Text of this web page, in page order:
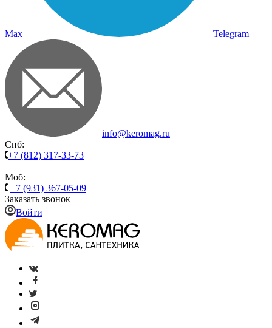
Max Telegram
info@keromag.ru
Спб:
+7 (812) 317-33-73
Моб:
+7 (931) 367-05-09
Заказать звонок
Войти